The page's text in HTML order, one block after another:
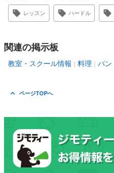
レッスン ハードル
関連の掲示板
教室・スクール情報 料理 パン
ページTOPへ